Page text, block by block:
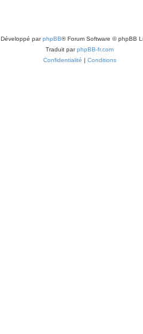
Développé parphpBB® Forum Software © phpBB
Traduit parphpBB-fr.com
Confidentialité | Conditions